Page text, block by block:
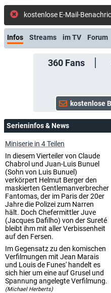
Infos Streams im TV Forum
360Fans
Serieninfos & News
Miniserie in 4 Teilen
In diesem Vierteiler von Claude
Chabrol und Juan-Luis Bunuel
(Sohn von Luis Bunuel)
verkörpert Helmut Berger den
maskierten Gentlemanverbrecher
Fantomas, der im Paris der 20er
Jahre die Polizei zum Narren
hält. Doch Chefermittler Juve
(Jacques Dafilho) von der Sureté
bleibt ihm mit aller Verbissenheit
auf den Fersen.
Im Gegensatz zu den komischen
Verfilmungen mit Jean Marais
und Louis de Funes' handelt es
sich hier um eine auf Grusel und
Spannung angelegte Verfilmung.
(Michael Herberts)